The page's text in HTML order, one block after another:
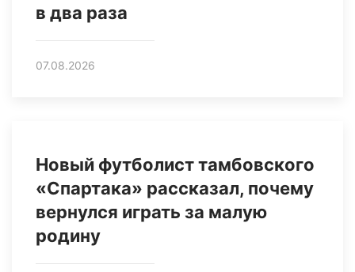
в два раза
07.08.2026
Новый футболист тамбовского
«Спартака» рассказал, почему
вернулся играть за малую
родину